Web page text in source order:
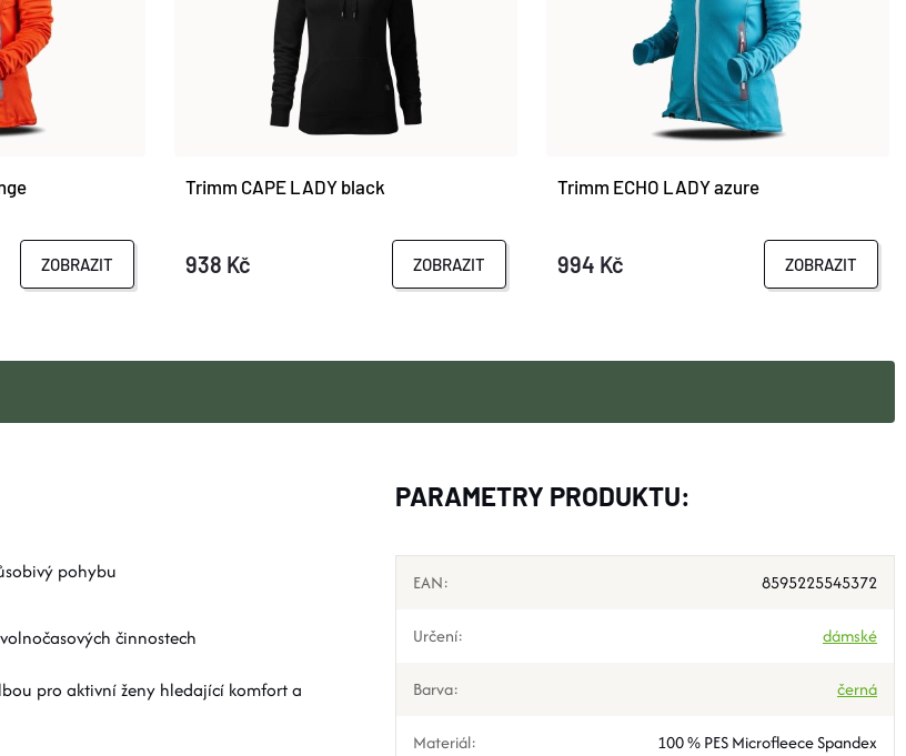
ZOBRAZIT
Trimm CAPE LADY black
938 Kč ZOBRAZIT
Trimm ECHO LADY azure
994 Kč ZOBRAZIT
pohybu
činnostech
pro aktivní ženy hledající komfort a
PARAMETRY PRODUKTU:
EAN: 8595225545372
Určení: dámské
Barva: černá
Materiál: 100 % PES Microfleece Spandex